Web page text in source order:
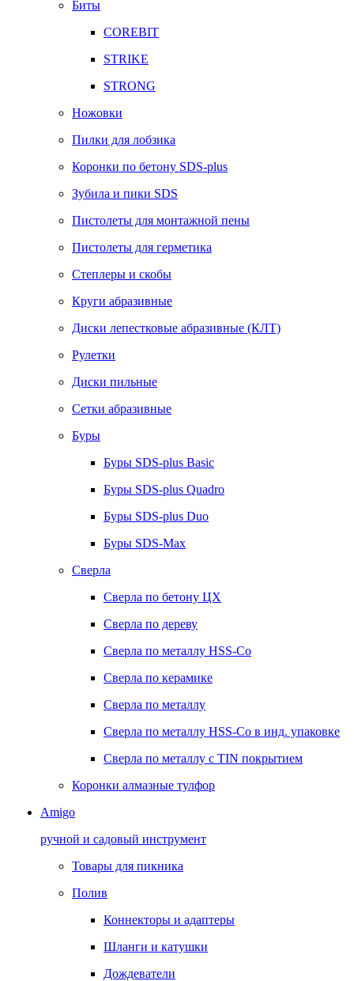
Биты
COREBIT
STRIKE
STRONG
Ножовки
Пилки для лобзика
Коронки по бетону SDS-plus
Зубила и пики SDS
Пистолеты для монтажной пены
Пистолеты для герметика
Степлеры и скобы
Круги абразивные
Диски лепестковые абразивные (КЛТ)
Рулетки
Диски пильные
Сетки абразивные
Буры
Буры SDS-plus Basic
Буры SDS-plus Quadro
Буры SDS-plus Duo
Буры SDS-Max
Сверла
Сверла по бетону ЦХ
Сверла по дереву
Сверла по металлу HSS-Co
Сверла по керамике
Сверла по металлу
Сверла по металлу HSS-Co в инд. упаковке
Сверла по металлу с TIN покрытием
Коронки алмазные тулфор
Amigo
ручной и садовый инструмент
Товары для пикника
Полив
Коннекторы и адаптеры
Шланги и катушки
Дождеватели